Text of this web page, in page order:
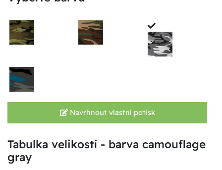
Navrhnout vlastní potisk
Tabulka velikostí - barva camouflage
gray